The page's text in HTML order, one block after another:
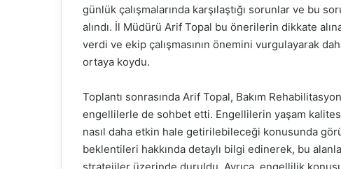
günlük çalışmalarında karşılaştığı sorunlar ve bu
alındı. İl Müdürü Arif Topal bu önerilerin dikkate
verdi ve ekip çalışmasının önemini vurgulayarak
ortaya koydu.
Toplantı sonrasında Arif Topal, Bakım
engellilerle de sohbet etti. Engellilerin yaşam
nasıl daha etkin hale getirilebileceği konusunda
beklentileri hakkında detaylı bilgi edinerek, bu